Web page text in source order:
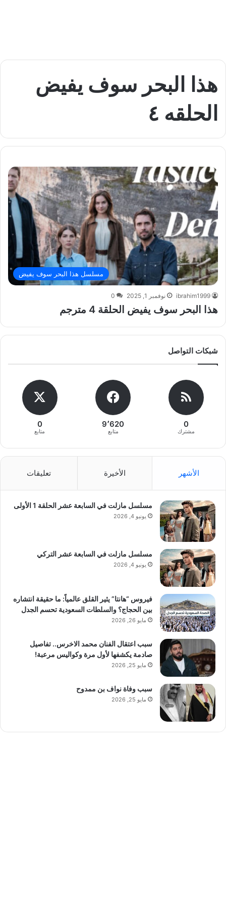
هذا البحر سوف يفيض
الحلقه ٤
مسلسل هذا البحر سوف يفيض
ibrahim1999 نوفمبر 1, 2025 0
هذا البحر سوف يفيض الحلقة 4 مترجم
شبكات التواصل
0
مشترك
9٬620
متابع
0
متابع
الأشهر الأخيرة تعليقات
مسلسل مازلت في السابعة عشر الحلقة 1 الأولى
يونيو 4, 2026
مسلسل مازلت في السابعة عشر التركي
يونيو 4, 2026
فيروس “هانتا” يثير القلق عالمياً: ما حقيقة انتشاره
بين الحجاج؟ والسلطات السعودية تحسم الجدل
مايو 26, 2026
سبب اعتقال الفنان محمد الاخرس.. تفاصيل
صادمة يكشفها لأول مرة وكواليس مرعبة!
مايو 25, 2026
سبب وفاة نواف بن ممدوح
مايو 25, 2026